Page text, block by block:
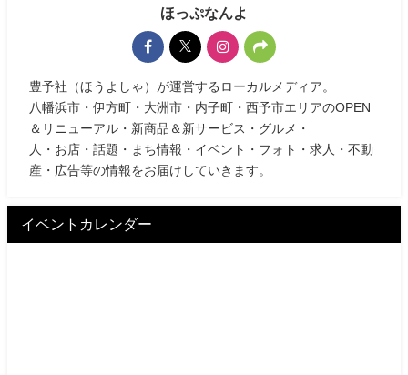
ほっぷなんよ
豊予社（ほうよしゃ）が運営するローカルメディア。
八幡浜市・伊方町・大洲市・内子町・西予市エリアのOPEN
＆リニューアル・新商品＆新サービス・グルメ・
人・お店・話題・まち情報・イベント・フォト・求人・不動
産・広告等の情報をお届けしていきます。
イベントカレンダー